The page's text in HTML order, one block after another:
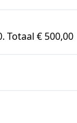
Totaal € 500,00